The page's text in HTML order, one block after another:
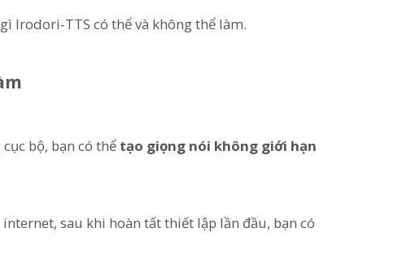
Irodori-TTS có thể và không thể làm.
bộ, bạn có thể tạo giọng nói không giới hạn
sau khi hoàn tất thiết lập lần đầu, bạn có